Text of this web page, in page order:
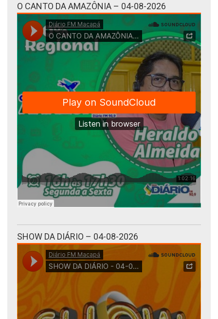
O CANTO DA AMAZÔNIA – 04-08-2026
SHOW DA DIÁRIO – 04-08-2026